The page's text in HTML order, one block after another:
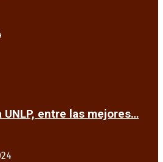
UNLP, entre las mejores…